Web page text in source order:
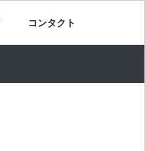
コンタクト